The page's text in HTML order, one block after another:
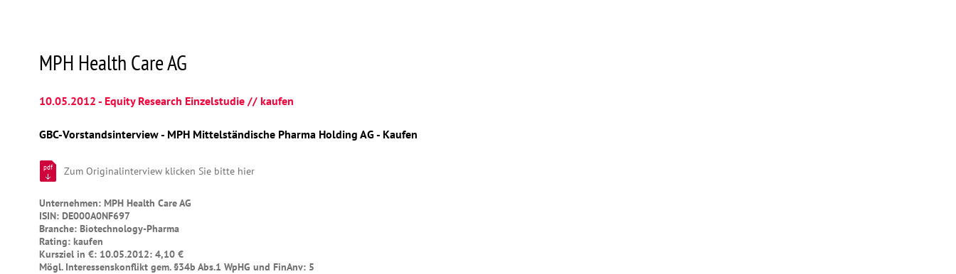
MPH Health Care AG
10.05.2012 - Equity Research Einzelstudie // kaufen
GBC-Vorstandsinterview - MPH Mittelständische Pharma Holding AG - Kaufen
pdf Zum Originalinterview klicken Sie bitte hier
Unternehmen: MPH Health Care AG
ISIN: DE000A0NF697
Branche: Biotechnology-Pharma
Rating: kaufen
Kursziel in €: 10.05.2012: 4,10 €
Mögl. Interessenskonflikt gem. §34b Abs.1 WpHG und FinAnv: 5